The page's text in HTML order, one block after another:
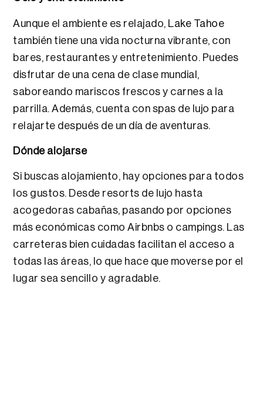
Aunque el ambiente es relajado,
Lake Tahoe
también tiene una vida nocturna vibrante, con
bares, restaurantes y entretenimiento. Puedes
disfrutar de una cena de clase mundial,
saboreando mariscos frescos y carnes a la
parrilla. Además, cuenta con spas de lujo para
relajarte después de un día de aventuras.
Dónde alojarse
Si buscas alojamiento, hay opciones para todos
los gustos. Desde resorts de lujo hasta
acogedoras cabañas, pasando por opciones
más económicas como Airbnbs o campings. Las
carreteras bien cuidadas facilitan el acceso a
todas las áreas, lo que hace que moverse por el
lugar sea sencillo y agradable.